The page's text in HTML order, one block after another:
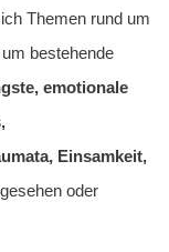
Themen rund um
bestehende
emotionale
Einsamkeit,
oder